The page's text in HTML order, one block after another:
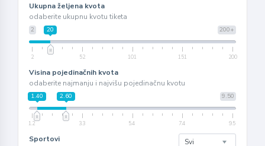
Ukupna željena kvota
odaberite ukupnu kvotu tiketa
2 200+
20
2 52 101 151 200
Visina pojedinačnih kvota
odaberite najmanju i najvišu pojedinačnu kvotu
9.50
1.40 2.60
1.2 3.3 5.4 7.4 9.5
Sportovi